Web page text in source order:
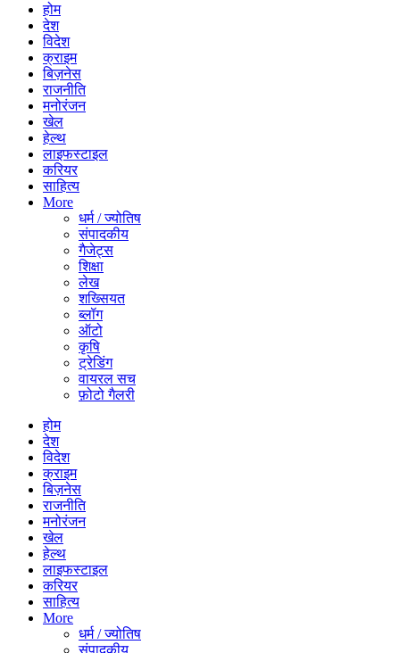
होम
देश
विदेश
क्राइम
बिज़नेस
राजनीति
मनोरंजन
खेल
हेल्थ
लाइफस्टाइल
करियर
साहित्य
More
धर्म / ज्योतिष
संपादकीय
गैजेट्स
शिक्षा
लेख
शख्सियत
ब्लॉग
ऑटो
कृषि
ट्रेडिंग
वायरल सच
फ़ोटो गैलरी
होम
देश
विदेश
क्राइम
बिज़नेस
राजनीति
मनोरंजन
खेल
हेल्थ
लाइफस्टाइल
करियर
साहित्य
More
धर्म / ज्योतिष
संपादकीय